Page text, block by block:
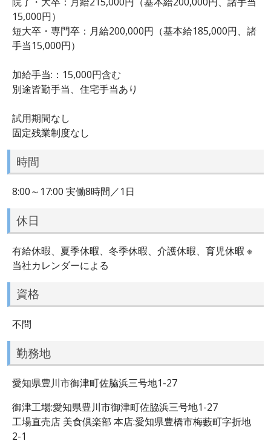
15,000円）
短大卒・専門卒：月給200,000円（基本給185,000円、諸
手当15,000円）
加給手当:：15,000円含む
別途皆勤手当、住宅手当あり
試用期間なし
固定残業制度なし
時間
8:00～17:00 実働8時間／1日
休日
有給休暇、夏季休暇、冬季休暇、介護休暇、育児休暇 ※
当社カレンダーによる
資格
不問
勤務地
愛知県豊川市御津町佐脇浜三号地1-27
御津工場:愛知県豊川市御津町佐脇浜三号地1-27
工場直売店 美食倶楽部 本店:愛知県豊橋市梅藪町字折地
2-1